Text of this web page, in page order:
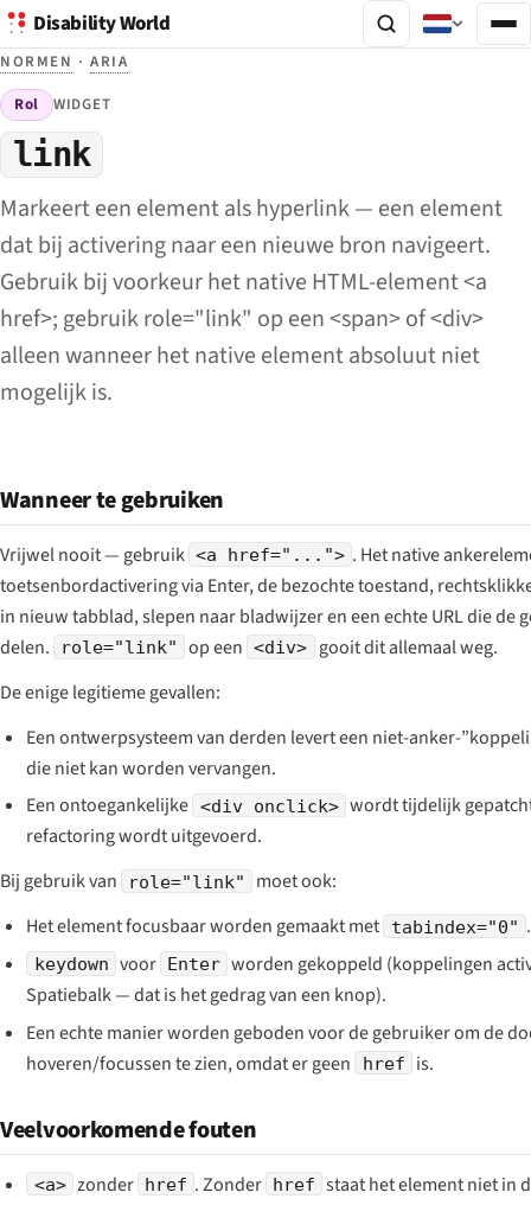
Disability World
NORMEN ·ARIA
Rol WIDGET
link
Markeert een element als hyperlink — een element
dat bij activering naar een nieuwe bron navigeert.
Gebruik bij voorkeur het native HTML-element <a
href>; gebruik role="link" op een <span> of <div>
alleen wanneer het native element absoluut niet
mogelijk is.
Wanneer te gebruiken
Vrijwel nooit — gebruik <a href="..."> . Het native
toetsenbordactivering via Enter, de bezochte toestand,
in nieuw tabblad, slepen naar bladwijzer en een echte URL die de
delen.
role="link" op een <div>
gooit dit allemaal weg.
De enige legitieme gevallen:
Een ontwerpsysteem van derden levert een niet-anker-
die niet kan worden vervangen.
Een ontoegankelijke <div onclick> wordt tijdelijk
refactoring wordt uitgevoerd.
Bij gebruik van
role="link"
moet ook:
Het element focusbaar worden gemaakt met
tabindex="0" .
keydown voor Enter worden gekoppeld (koppelingen
Spatiebalk — dat is het gedrag van een knop).
Een echte manier worden geboden voor de gebruiker om de
hoveren/focussen te zien, omdat er geen
href is.
Veelvoorkomende fouten
<a> zonder href . Zonder href staat het element niet in